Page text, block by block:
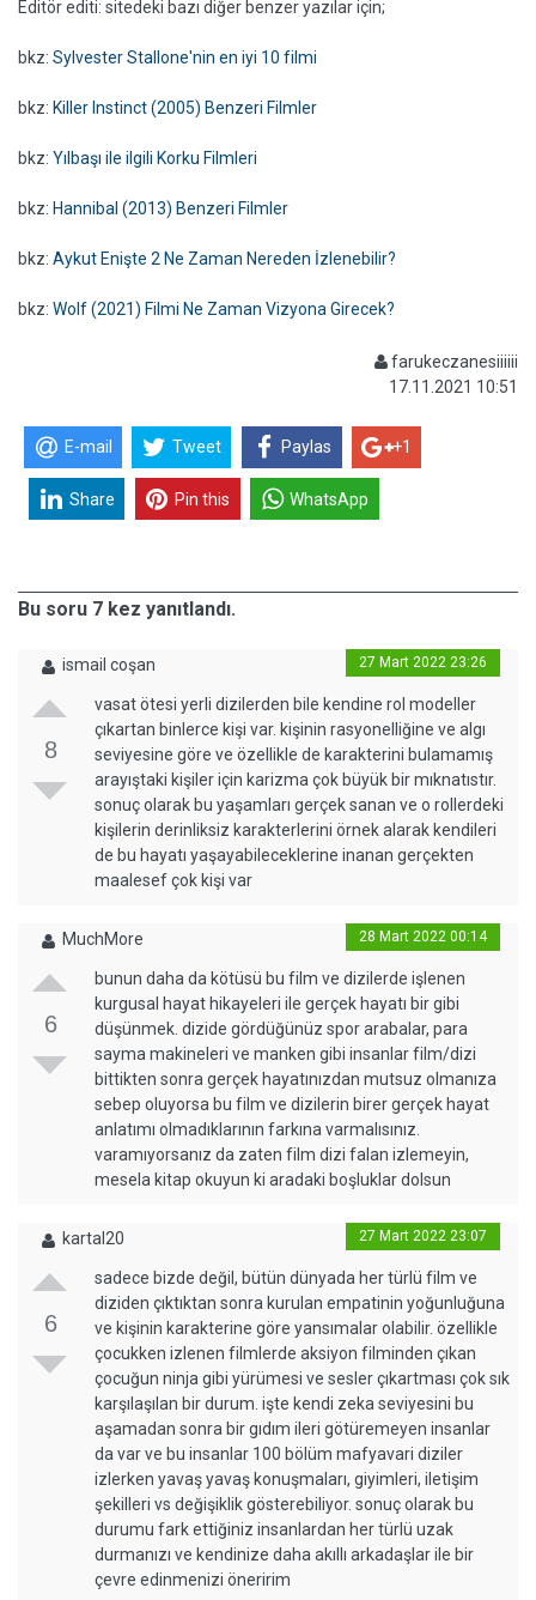
Editör editi: sitedeki bazı diğer benzer yazılar için;
bkz: Sylvester Stallone'nin en iyi 10 filmi
bkz: Killer Instinct (2005) Benzeri Filmler
bkz: Yılbaşı ile ilgili Korku Filmleri
bkz: Hannibal (2013) Benzeri Filmler
bkz: Aykut Enişte 2 Ne Zaman Nereden İzlenebilir?
bkz: Wolf (2021) Filmi Ne Zaman Vizyona Girecek?
farukeczanesiiiiii
17.11.2021 10:51
E-mail Tweet Paylas +1
Share Pin this WhatsApp
Bu soru 7 kez yanıtlandı.
ismail coşan 27 Mart 2022 23:26
8
vasat ötesi yerli dizilerden bile kendine rol modeller
çıkartan binlerce kişi var. kişinin rasyonelliğine ve algı
seviyesine göre ve özellikle de karakterini bulamamış
arayıştaki kişiler için karizma çok büyük bir mıknatıstır.
sonuç olarak bu yaşamları gerçek sanan ve o rollerdeki
kişilerin derinliksiz karakterlerini örnek alarak kendileri
de bu hayatı yaşayabileceklerine inanan gerçekten
maalesef çok kişi var
MuchMore 28 Mart 2022 00:14
6
bunun daha da kötüsü bu film ve dizilerde işlenen
kurgusal hayat hikayeleri ile gerçek hayatı bir gibi
düşünmek. dizide gördüğünüz spor arabalar, para
sayma makineleri ve manken gibi insanlar film/dizi
bittikten sonra gerçek hayatınızdan mutsuz olmanıza
sebep oluyorsa bu film ve dizilerin birer gerçek hayat
anlatımı olmadıklarının farkına varmalısınız.
varamıyorsanız da zaten film dizi falan izlemeyin,
mesela kitap okuyun ki aradaki boşluklar dolsun
kartal20 27 Mart 2022 23:07
6
sadece bizde değil, bütün dünyada her türlü film ve
diziden çıktıktan sonra kurulan empatinin yoğunluğuna
ve kişinin karakterine göre yansımalar olabilir. özellikle
çocukken izlenen filmlerde aksiyon filminden çıkan
çocuğun ninja gibi yürümesi ve sesler çıkartması çok sık
karşılaşılan bir durum. işte kendi zeka seviyesini bu
aşamadan sonra bir gıdım ileri götüremeyen insanlar
da var ve bu insanlar 100 bölüm mafyavari diziler
izlerken yavaş yavaş konuşmaları, giyimleri, iletişim
şekilleri vs değişiklik gösterebiliyor. sonuç olarak bu
durumu fark ettiğiniz insanlardan her türlü uzak
durmanızı ve kendinize daha akıllı arkadaşlar ile bir
çevre edinmenizi öneririm